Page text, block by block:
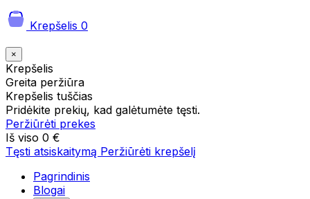
Krepšelis 0
×
Krepšelis
Greita peržiūra
Krepšelis tuščias
Pridėkite prekių, kad galėtumėte tęsti.
Peržiūrėti prekes
Iš viso 0 €
Tęsti atsiskaitymą Peržiūrėti krepšelį
Pagrindinis
Blogai